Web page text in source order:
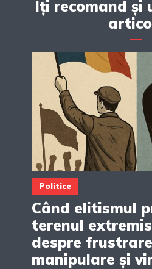
Îți recomand și
Politice
Când elitismul
terenul
despre
manipulare și